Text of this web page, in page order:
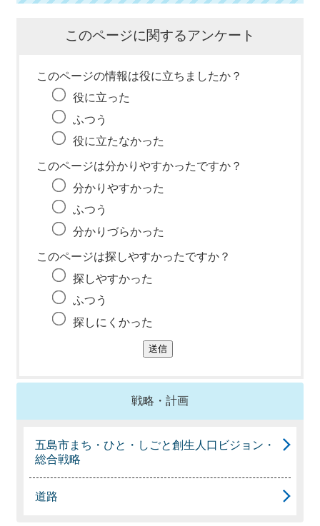
このページに関するアンケート
このページの情報は役に立ちましたか？
役に立った
ふつう
役に立たなかった
このページは分かりやすかったですか？
分かりやすかった
ふつう
分かりづらかった
このページは探しやすかったですか？
探しやすかった
ふつう
探しにくかった
戦略・計画
五島市まち・ひと・しごと創生人口ビジョン・
総合戦略
道路